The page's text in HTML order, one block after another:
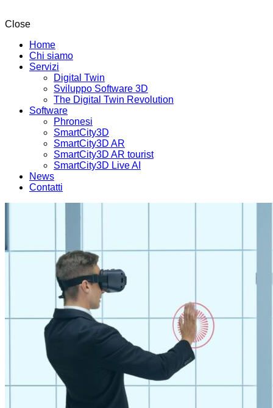
Close
Home
Chi siamo
Servizi
Digital Twin
Sviluppo Software 3D
The Digital Twin Revolution
Software
Phronesi
SmartCity3D
SmartCity3D AR
SmartCity3D AR tourist
SmartCity3D Live AI
News
Contatti